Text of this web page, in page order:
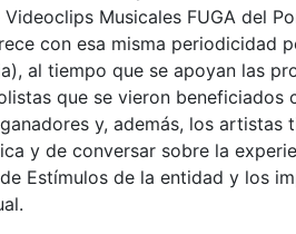
Musicales FUGA del
con esa misma periodicidad
al tiempo que se apoyan las
que se vieron beneficiados
y, además, los artistas
y de conversar sobre la
Estímulos de la entidad y los